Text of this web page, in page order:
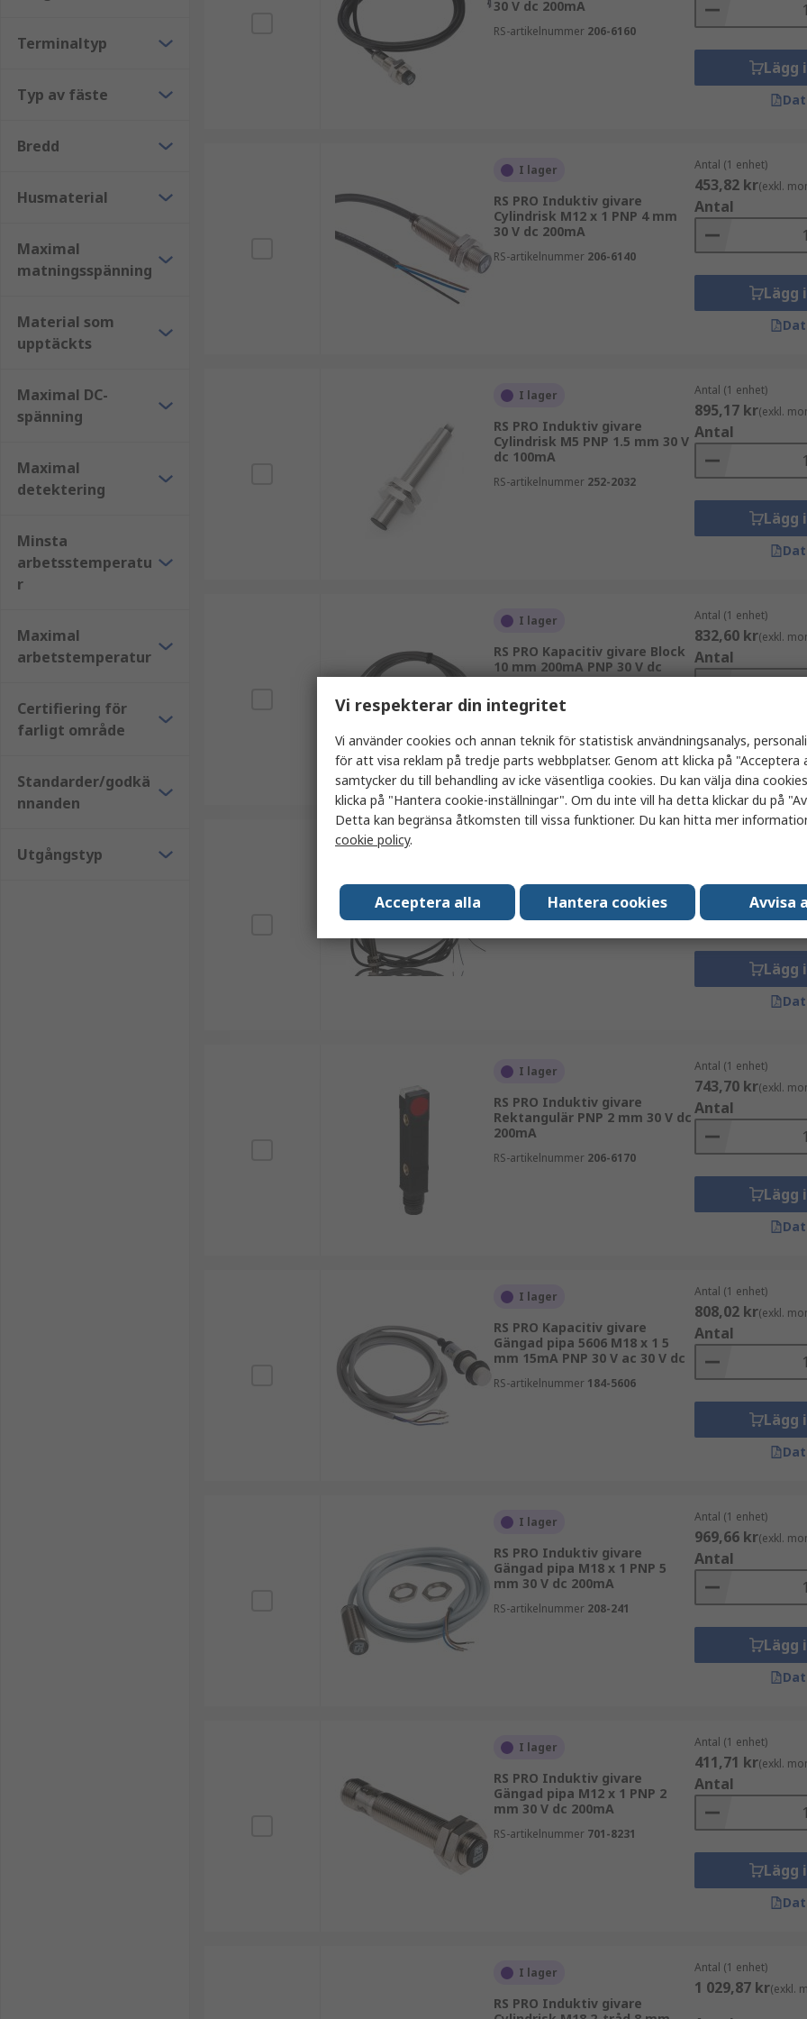
Terminaltyp
Typ av fäste
Bredd
Husmaterial
Maximal
matningsspänning
Material som
upptäckts
Maximal DC-
spänning
Maximal
detektering
Minsta
arbetsstemperatu
r
Maximal
arbetstemperatur
Certifiering för
farligt område
Standarder/godkä
nnanden
Utgångstyp
30 V dc 200mA
RS-artikelnummer 206-6160
Lägg
I lager
RS PRO Induktiv givare
Cylindrisk M12 x 1 PNP 4 mm
30 V dc 200mA
RS-artikelnummer 206-6140
Antal (1 enhet)
453,82 kr(exkl.
Antal
Lägg
I lager
RS PRO Induktiv givare
Cylindrisk M5 PNP 1.5 mm 30 V
dc 100mA
RS-artikelnummer 252-2032
Antal (1 enhet)
895,17 kr(exkl.
Antal
Lägg
I lager
RS PRO Kapacitiv givare Block
10 mm 200mA PNP 30 V dc
Antal (1 enhet)
832,60 kr(exkl.
Antal
Lägg
Gängad pipa M8 ICS IO-Link 2
mm 30 V dc 100mA
Antal
Lägg
I lager
RS PRO Induktiv givare
Rektangulär PNP 2 mm 30 V dc
200mA
RS-artikelnummer 206-6170
Antal (1 enhet)
743,70 kr(exkl.
Antal
Lägg
I lager
RS PRO Kapacitiv givare
Gängad pipa 5606 M18 x 1 5
mm 15mA PNP 30 V ac 30 V dc
RS-artikelnummer 184-5606
Antal (1 enhet)
808,02 kr(exkl.
Antal
Lägg
I lager
RS PRO Induktiv givare
Gängad pipa M18 x 1 PNP 5
mm 30 V dc 200mA
RS-artikelnummer 208-241
Antal (1 enhet)
969,66 kr(exkl.
Antal
Lägg
I lager
RS PRO Induktiv givare
Gängad pipa M12 x 1 PNP 2
mm 30 V dc 200mA
RS-artikelnummer 701-8231
Antal (1 enhet)
411,71 kr(exkl.
Antal
Lägg
I lager
RS PRO Induktiv givare
Antal (1 enhet)
1 029,87 kr(exkl.
Vi respekterar din integritet
Vi använder cookies och annan teknik för statistisk användningsanalys,
för att visa reklam på tredje parts webbplatser. Genom att klicka på "Acceptera
samtycker du till behandling av icke väsentliga cookies. Du kan välja dina
klicka på "Hantera cookie-inställningar". Om du inte vill ha detta klickar du på
Detta kan begränsa åtkomsten till vissa funktioner. Du kan hitta mer
cookie policy.
Acceptera alla Hantera cookies Avvisa